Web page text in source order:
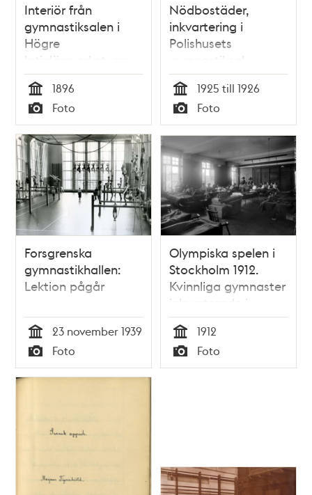
Interiör från
gymnastiksalen i
Högre
latinläroverket, nuv.
Norra Latin,
Drottninggatan 71 B
Tid
1896
Typ
Foto
Nödbostäder,
inkvartering i
Polishusets
gymnastiksal
Tid
1925 till 1926
Typ
Foto
Forsgrenska
gymnastikhallen:
Lektion pågår
Tid
23 november 1939
Typ
Foto
Olympiska spelen i
Stockholm 1912.
Kvinnliga gymnaster
inkvarterade i
logement.
Tid
1912
Typ
Foto